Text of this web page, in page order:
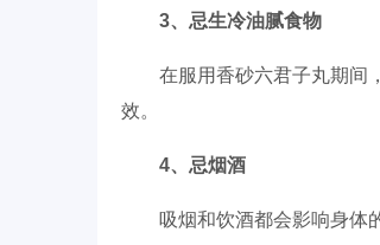
3、忌生冷油腻食物
在服用香砂六君子丸期间
效。
4、忌烟酒
吸烟和饮酒都会影响身体